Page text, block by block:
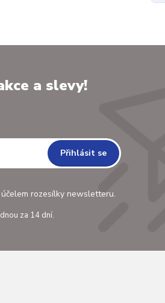
a slevy!
Přihlásit se
rozesílky newsletteru.
za 14 dní.